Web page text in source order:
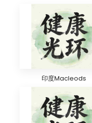
印度Macleods